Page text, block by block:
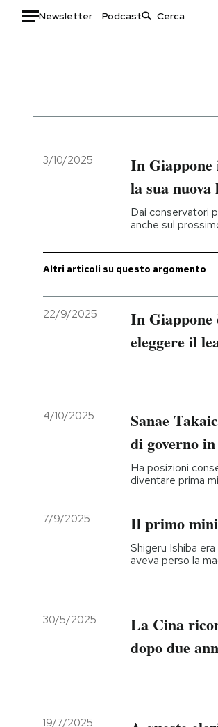
Newsletter Podcast
Italia
Politica
Moda
Storie/Idee
Ok
Media
CALENDARIO
AREA PERSONALE
3/10/2025
In Giappone
la sua nuova
Dai conservatori
anche sul
Altri articoli su questo argomento
22/9/2025
In
eleggere il
4/10/2025
Sanae
di governo
Ha posizioni
diventare prima
7/9/2025 Il primo
Shigeru Ishiba
aveva perso la
30/5/2025
La Cina
dopo due
19/7/2025